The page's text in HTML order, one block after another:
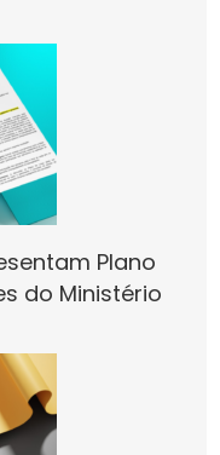
Plano
do Ministério